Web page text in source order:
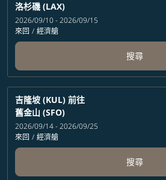
洛杉磯 (LAX)
2026/09/10 - 2026/09/15
來回 / 經濟艙
搜尋
吉隆坡 (KUL) 前往
舊金山 (SFO)
2026/09/14 - 2026/09/25
來回 / 經濟艙
搜尋